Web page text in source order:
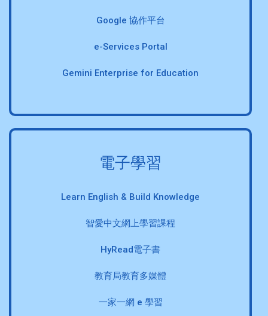
Google 協作平台
e-Services Portal
Gemini Enterprise for Education
電子學習
Learn English & Build Knowledge
智愛中文網上學習課程
HyRead電子書
教育局教育多媒體
一家一網 e 學習